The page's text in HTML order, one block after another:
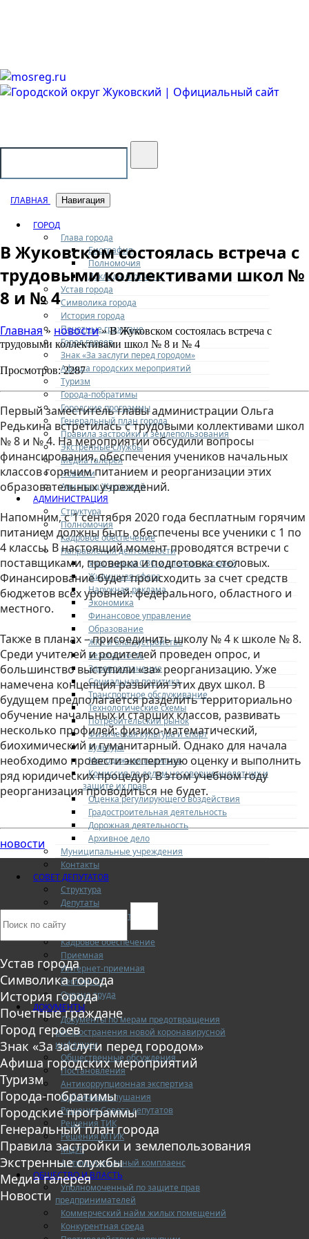
ГЛАВНАЯ Навигация
ГОРОД
Глава города
Биография
Полномочия
Доклады и отчеты
Устав города
Символика города
История города
Почетные граждане
Город героев
Знак «За заслуги перед городом»
Афиша городских мероприятий
Туризм
Города-побратимы
Городские программы
Генеральный план города
Правила застройки и землепользования
Экстренные службы
Медиа галерея
Новости
Авиаград Жуковский
АДМИНИСТРАЦИЯ
Структура
Полномочия
Кадровое обеспечение
Направления деятельности
Участникам СВО и членам их семей
Жилищная сфера
Наружная реклама
Экономика
Финансовое управление
Образование
ЖКХ и благоустройство
Безопасность
Здравоохранение
Социальная политика
Транспортное обслуживание
Технологические схемы
Потребительский рынок
Физическая культура и спорт
Культура
Молодежная политика
Комиссия по делам несовершеннолетних и
защите их прав
Оценка регулирующего воздействия
Градостроительная деятельность
Дорожная деятельность
Архивное дело
Муниципальные учреждения
Контакты
СОВЕТ ДЕПУТАТОВ
Структура
Депутаты
О Совете депутатов
Комиссии
Кадровое обеспечение
Приемная
Интернет-приемная
Регламент
Охрана труда
ДОКУМЕНТЫ
Документы по мерам предотвращения
распространения новой коронавирусной
инфекции
Общественные обсуждения
Постановления
Антикоррупционная экспертиза
Публичные слушания
Решения Совета депутатов
Решения ТИК
Решения МТИК
МЦУР
Антимонопольный комплаенс
ОБЩЕСТВО И ВЛАСТЬ
Уполномоченный по защите прав
предпринимателей
Коммерческий найм жилых помещений
Конкурентная среда
В Жуковском состоялась встреча с
трудовыми коллективами школ №
8 и № 4
Главная» новости» В Жуковском состоялась встреча с
трудовыми коллективами школ № 8 и № 4
Просмотров: 2287
Первый заместитель главы администрации Ольга
Редькина встретилась с трудовыми коллективами школ
№ 8 и № 4. На мероприятии обсудили вопросы
финансирования, обеспечения учеников начальных
классов горячим питанием и реорганизации этих
образовательных учреждений. ⠀
Напомним, с 1 сентября 2020 года бесплатным горячим
питанием должны быть обеспечены все ученики с 1 по
4 классы. В настоящий момент проводятся встречи с
поставщиками, проверка и подготовка столовых.
Финансирование будет происходить за счет средств
бюджетов всех уровней: федерального, областного и
местного. ⠀
Также в планах – присоединить школу № 4 к школе № 8.
Среди учителей и родителей проведен опрос, и
большинство выступили «за» реорганизацию. Уже
намечена концепция развития этих двух школ. В
будущем предполагается разделить территориально
обучение начальных и старших классов, развивать
несколько профилей: физико-математический,
биохимический и гуманитарный. Однако для начала
необходимо провести экспертную оценку и выполнить
ряд юридических процедур. В этом учебном году
реорганизация проводиться не будет.
новости
Устав города
Символика города
История города
Почетные граждане
Город героев
Знак «За заслуги перед городом»
Афиша городских мероприятий
Туризм
Города-побратимы
Городские программы
Генеральный план города
Правила застройки и землепользования
Экстренные службы
Медиа галерея
Новости